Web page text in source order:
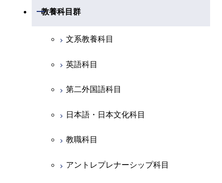
共通専門科目
共通専門科目
融合理工学系
初年次専門科目
創造プロセス科目
共通専門科目
工学院，物質理工学院，環境・社会
教養科目群
開閉
文系教養科目
英語科目
第二外国語科目
日本語・日本文化科目
教職科目
アントレプレナーシップ科目